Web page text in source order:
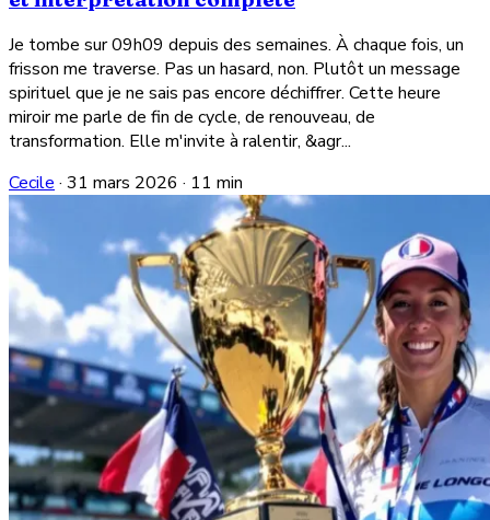
Je tombe sur 09h09 depuis des semaines. À chaque fois, un
frisson me traverse. Pas un hasard, non. Plutôt un message
spirituel que je ne sais pas encore déchiffrer. Cette heure
miroir me parle de fin de cycle, de renouveau, de
transformation. Elle m'invite à ralentir, &agr...
Cecile · 31 mars 2026 · 11 min